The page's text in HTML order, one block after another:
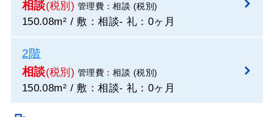
相談(税別) 管理費：相談 (税別)
150.08m² / 敷：相談- 礼：0ヶ月
2階
相談(税別) 管理費：相談 (税別)
150.08m² / 敷：相談- 礼：0ヶ月